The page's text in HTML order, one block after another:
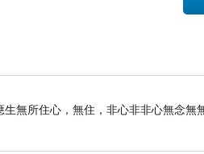
關係，純粹寫下我參加這
幾字」以及發文眾多文
無所住心，無住，非心非非心無念